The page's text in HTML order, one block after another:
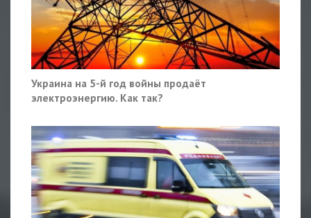
Украина на 5-й год войны продаёт
электроэнергию. Как так?